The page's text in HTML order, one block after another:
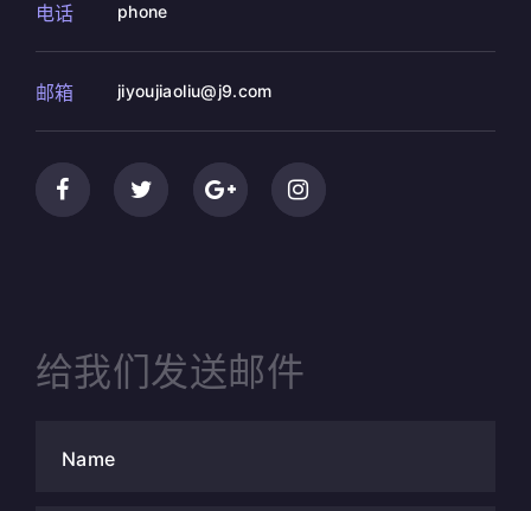
电话 phone
邮箱 jiyoujiaoliu@j9.com
给我们发送邮件
Name